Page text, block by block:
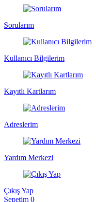
Sorularım
Kullanıcı Bilgilerim
Kayıtlı Kartlarım
Adreslerim
Yardım Merkezi
Çıkış Yap
Sepetim 0